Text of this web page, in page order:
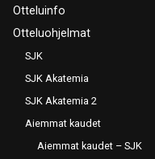
Otteluinfo
Otteluohjelmat
SJK
SJK Akatemia
SJK Akatemia 2
Aiemmat kaudet
Aiemmat kaudet – SJK